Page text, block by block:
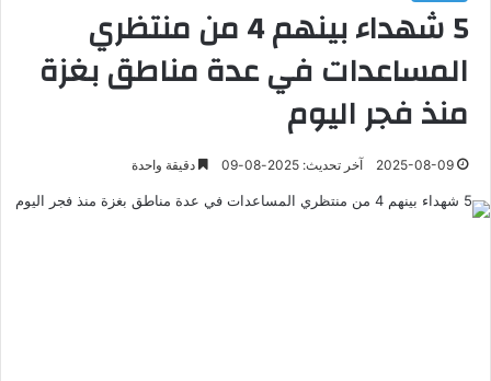
5 شهداء بينهم 4 من منتظري
المساعدات في عدة مناطق بغزة
منذ فجر اليوم
2025-08-09 آخر تحديث: 2025-08-09 دقيقة واحدة